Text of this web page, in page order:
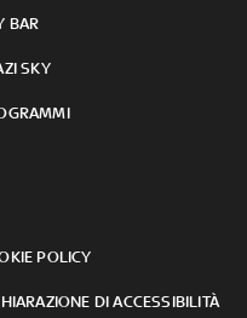
BAR
SKY
POLICY
DI ACCESSIBILITÀ